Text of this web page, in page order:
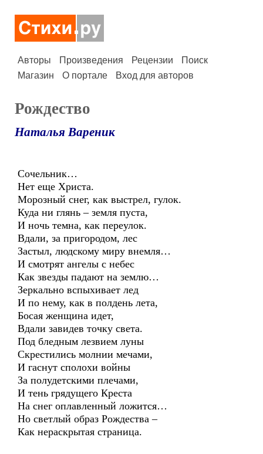
Авторы Произведения Рецензии
Поиск
Магазин
О портале Вход для авторов
Рождество
Наталья Вареник
Сочельник…
Нет еще Христа.
Морозный снег, как выстрел, гулок.
Куда ни глянь – земля пуста,
И ночь темна, как переулок.
Вдали, за пригородом, лес
Застыл, людскому миру внемля…
И смотрят ангелы с небес
Как звезды падают на землю…
Зеркально вспыхивает лед
И по нему, как в полдень лета,
Босая женщина идет,
Вдали завидев точку света.
Под бледным лезвием луны
Скрестились молнии мечами,
И гаснут сполохи войны
За полудетскими плечами,
И тень грядущего Креста
На снег оплавленный ложится…
Но светлый образ Рождества –
Как нераскрытая страница.